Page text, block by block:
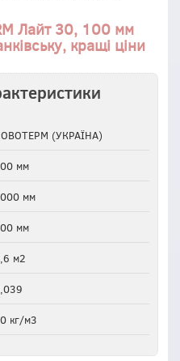
Лайт 30, 100 мм
кращі ціни
(УКРАЇНА)
мм
мм
мм
м2
кг/м3